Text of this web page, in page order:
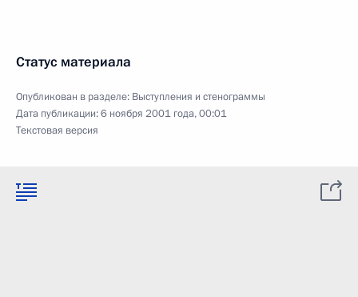
Статус материала
Опубликован в разделе: Выступления и стенограммы
Дата публикации:6 ноября 2001 года, 00:01
Текстовая версия